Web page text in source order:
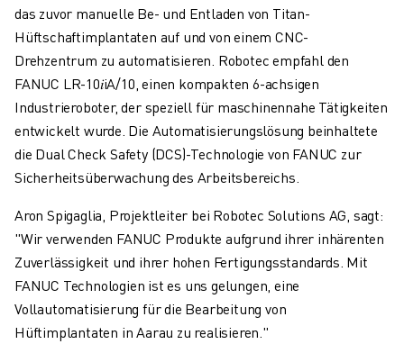
das zuvor manuelle Be- und Entladen von Titan-
Hüftschaftimplantaten auf und von einem CNC-
Drehzentrum zu automatisieren. Robotec empfahl den
FANUC LR-10𝑖iA/10, einen kompakten 6-achsigen
Industrieroboter, der speziell für maschinennahe Tätigkeiten
entwickelt wurde. Die Automatisierungslösung beinhaltete
die Dual Check Safety (DCS)-Technologie von FANUC zur
Sicherheitsüberwachung des Arbeitsbereichs.
Aron Spigaglia, Projektleiter bei Robotec Solutions AG, sagt:
"Wir verwenden FANUC Produkte aufgrund ihrer inhärenten
Zuverlässigkeit und ihrer hohen Fertigungsstandards. Mit
FANUC Technologien ist es uns gelungen, eine
Vollautomatisierung für die Bearbeitung von
Hüftimplantaten in Aarau zu realisieren."